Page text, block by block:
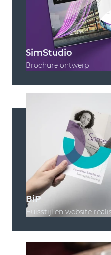
SimStudio
Brochure ontwerp
BiP
Huisstijl en website